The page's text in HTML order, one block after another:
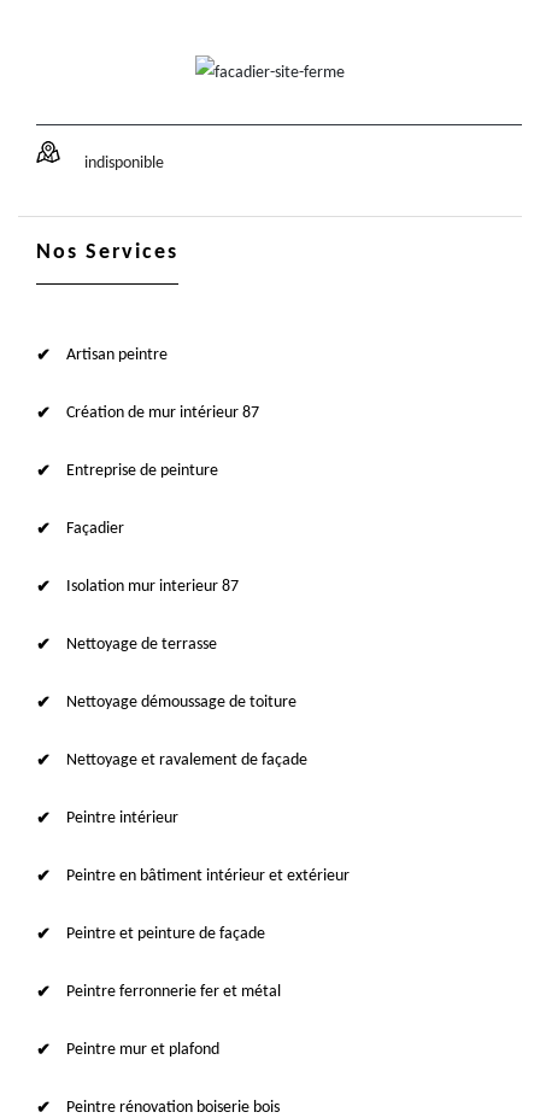
indisponible
Nos Services
Artisan peintre
Création de mur intérieur 87
Entreprise de peinture
Façadier
Isolation mur interieur 87
Nettoyage de terrasse
Nettoyage démoussage de toiture
Nettoyage et ravalement de façade
Peintre intérieur
Peintre en bâtiment intérieur et extérieur
Peintre et peinture de façade
Peintre ferronnerie fer et métal
Peintre mur et plafond
Peintre rénovation boiserie bois